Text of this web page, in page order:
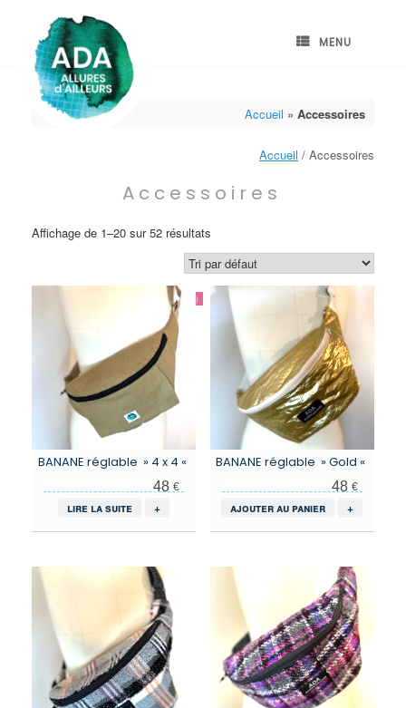
content
MENU
Accueil »Accessoires
Accueil / Accessoires
Accessoires
Affichage de 1–20 sur 52 résultats
BANANE réglable » 4 x 4 «
48€
lire la suite +
BANANE réglable » Gold «
48 €
ajouter au panier +